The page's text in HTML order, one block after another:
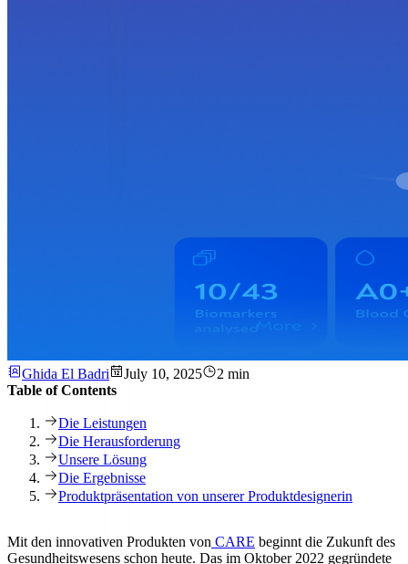
Ghida El Badri July 10, 2025
2 min
Table of Contents
Die Leistungen
Die Herausforderung
Unsere Lösung
Die Ergebnisse
Produktpräsentation von unserer Produktdesignerin
Mit den innovativen Produkten von CARE beginnt die Zukunft des
Gesundheitswesens schon heute. Das im Oktober 2022 gegründete